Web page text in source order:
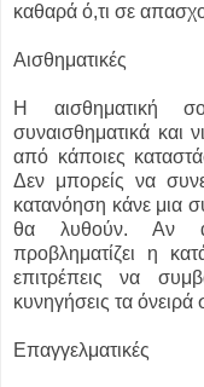
καθαρά ό,τι σε
Αισθηματικές
Η αισθηματική
συναισθηματικά και
από κάποιες
Δεν μπορείς να
κατανόηση κάνε μια
θα λυθούν. Αν
προβληματίζει η
επιτρέπεις να
κυνηγήσεις τα όνειρά
Επαγγελματικές